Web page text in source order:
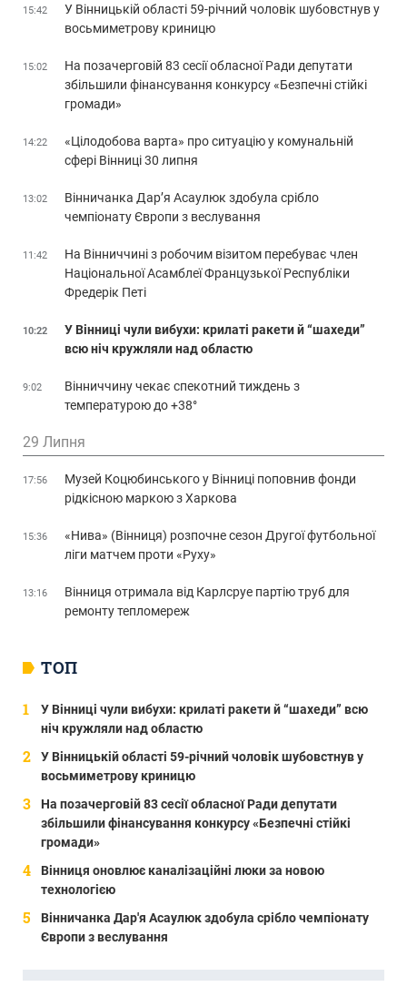
ТОП
У Вінниці чули вибухи: крилаті ракети й “шахеди” всю
ніч кружляли над областю
У Вінницькій області 59-річний чоловік шубовстнув у
восьмиметрову криницю
На позачерговій 83 сесії обласної Ради депутати
збільшили фінансування конкурсу «Безпечні стійкі
громади»
Вінниця оновлює каналізаційні люки за новою
технологією
Вінничанка Дар'я Асаулюк здобула срібло чемпіонату
Європи з веслування
15:42
У Вінницькій області 59-річний чоловік шубовстнув у
восьмиметрову криницю
15:02
На позачерговій 83 сесії обласної Ради депутати
збільшили фінансування конкурсу «Безпечні стійкі
громади»
14:22
«Цілодобова варта» про ситуацію у комунальній
сфері Вінниці 30 липня
13:02
Вінничанка Дар’я Асаулюк здобула срібло
чемпіонату Європи з веслування
11:42
На Вінниччині з робочим візитом перебуває член
Національної Асамблеї Французької Республіки
Фредерік Петі
10:22
У Вінниці чули вибухи: крилаті ракети й “шахеди”
всю ніч кружляли над областю
9:02
Вінниччину чекає спекотний тиждень з
температурою до +38°
29 Липня
17:56
Музей Коцюбинського у Вінниці поповнив фонди
рідкісною маркою з Харкова
15:36
«Нива» (Вінниця) розпочне сезон Другої футбольної
ліги матчем проти «Руху»
13:16
Вінниця отримала від Карлсруе партію труб для
ремонту тепломереж